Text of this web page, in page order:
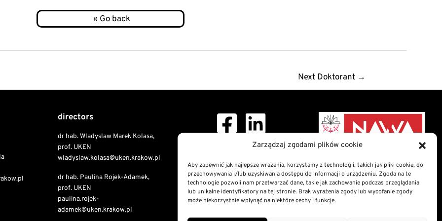
Zarządzaj zgodami plików cookie
Aby zapewnić jak najlepsze wrażenia, korzystamy z technologii, takich jak pliki cookie, do
przechowywania i/lub uzyskiwania dostępu do informacji o urządzeniu. Zgoda na te
technologie pozwoli nam przetwarzać dane, takie jak zachowanie podczas przeglądania
lub unikalne identyfikatory na tej stronie. Brak wyrażenia zgody lub wycofanie zgody
może niekorzystnie wpłynąć na niektóre cechy i funkcje.
Next Doktorant →
directors
dr hab. Wladyslaw Marek Kolasa,
prof. UKEN
wladyslaw.kolasa@uken.krakow.pl
dr hab. Paulina Rojek-Adamek,
prof. UKEN
paulina.rojek-
adamek@uken.krakow.pl
Copyright © 2026 Doctoral
Public Information Bulletin
Declaration of digital accessibility
RODO Statement